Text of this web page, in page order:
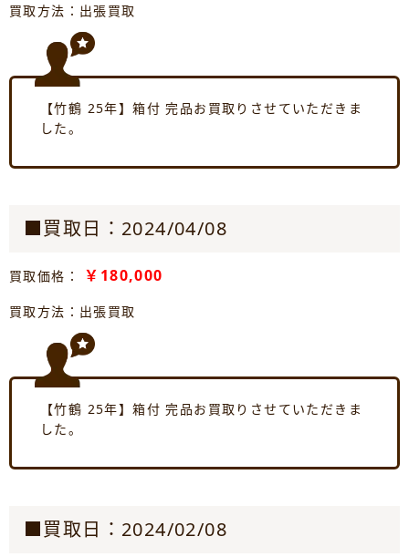
買取方法：出張買取
【竹鶴 25年】箱付 完品お買取りさせていただきま
した。
■買取日：2024/04/08
買取価格： ￥180,000
買取方法：出張買取
【竹鶴 25年】箱付 完品お買取りさせていただきま
した。
■買取日：2024/02/08